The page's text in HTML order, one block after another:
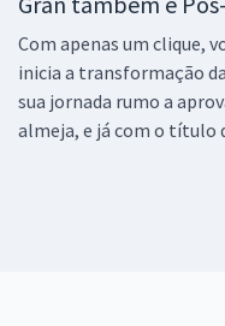
Com apenas um clique,
inicia a transformação
sua jornada rumo a
almeja, e já com o título